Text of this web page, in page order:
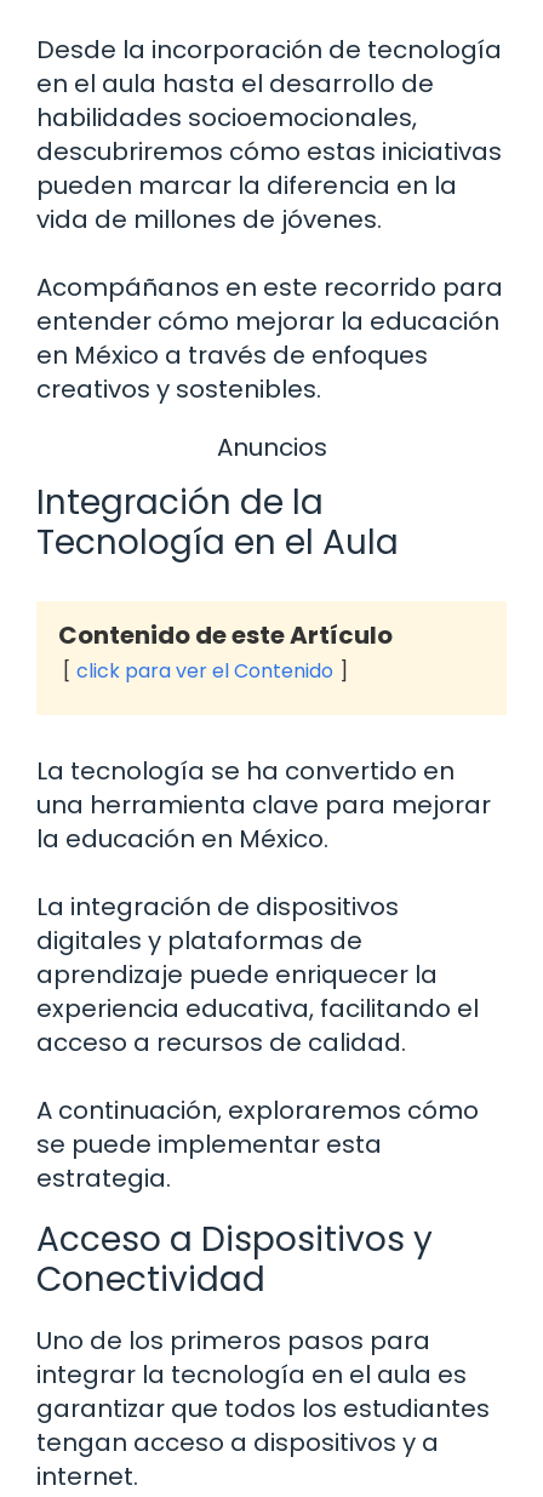
Desde la incorporación de tecnología
en el aula hasta el desarrollo de
habilidades socioemocionales,
descubriremos cómo estas iniciativas
pueden marcar la diferencia en la
vida de millones de jóvenes.
Acompáñanos en este recorrido para
entender cómo mejorar la educación
en México a través de enfoques
creativos y sostenibles.
Anuncios
Integración de la
Tecnología en el Aula
Contenido de este Artículo
click para ver el Contenido
La tecnología se ha convertido en
una herramienta clave para mejorar
la educación en México.
La integración de dispositivos
digitales y plataformas de
aprendizaje puede enriquecer la
experiencia educativa, facilitando el
acceso a recursos de calidad.
A continuación, exploraremos cómo
se puede implementar esta
estrategia.
Acceso a Dispositivos y
Conectividad
Uno de los primeros pasos para
integrar la tecnología en el aula es
garantizar que todos los estudiantes
tengan acceso a dispositivos y a
internet.